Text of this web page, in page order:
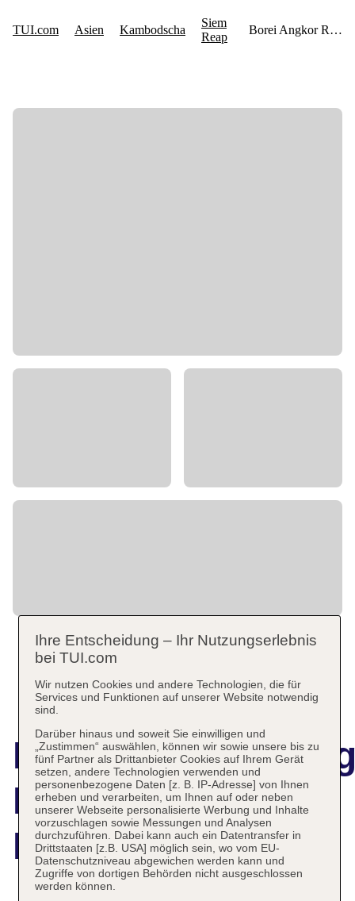
Borei Angkor
Resort & Spa
Ihre Entscheidung – Ihr Nutzungserlebnis
bei TUI.com
Wir nutzen Cookies und andere Technologien, die für
Services und Funktionen auf unserer Website notwendig
sind.
Darüber hinaus und soweit Sie einwilligen und
„Zustimmen“ auswählen, können wir sowie unsere bis zu
fünf Partner als Drittanbieter Cookies auf Ihrem Gerät
setzen, andere Technologien verwenden und
personenbezogene Daten [z. B. IP-Adresse] von Ihnen
erheben und verarbeiten, um Ihnen auf oder neben
unserer Webseite personalisierte Werbung und Inhalte
vorzuschlagen sowie Messungen und Analysen
durchzuführen. Dabei kann auch ein Datentransfer in
Drittstaaten [z.B. USA] möglich sein, wo vom EU-
Datenschutzniveau abgewichen werden kann und
Zugriffe von dortigen Behörden nicht ausgeschlossen
werden können.